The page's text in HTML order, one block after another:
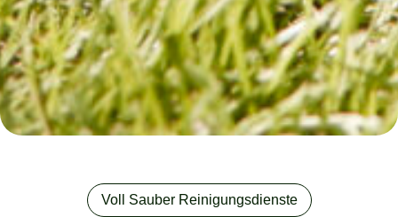
Voll Sauber Reinigungsdienste